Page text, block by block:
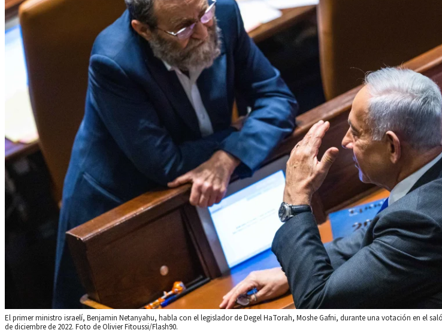
El primer ministro israelí, Benjamin Netanyahu, habla con el legislador de Degel HaTorah, Moshe Gafni, durante una votación en el
de diciembre de 2022. Foto de Olivier Fitoussi/Flash90.